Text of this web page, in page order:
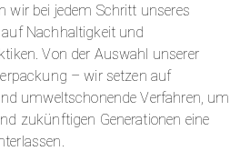
wir bei jedem Schritt unseres
Nachhaltigkeit und
Von der Auswahl unserer
– wir setzen auf
umweltschonende Verfahren, um
zukünftigen Generationen eine